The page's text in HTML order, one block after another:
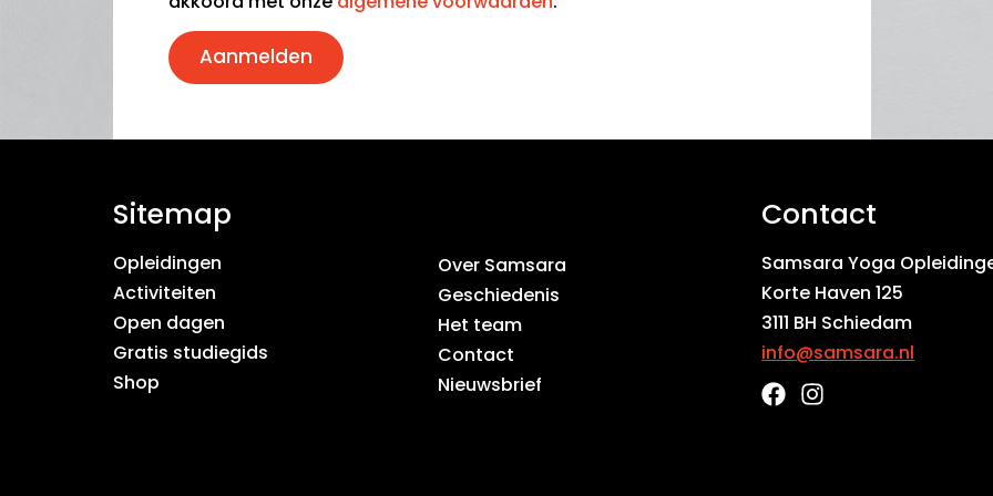
Aanmelden
Sitemap
Opleidingen
Activiteiten
Open dagen
Gratis studiegids
Shop
Over Samsara
Geschiedenis
Het team
Contact
Nieuwsbrief
Contact
Samsara Yoga
Korte Haven 125
3111 BH Schiedam
info@samsara.nl
F
I